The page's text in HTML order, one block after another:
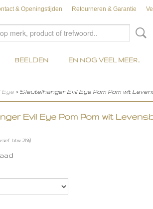
& Openingstijden Retourneren & Garantie
BEELDEN EN NOG VEEL MEER..
Eye > Sleutelhanger Evil Eye Pom Pom wit
Evil Eye Pom Pom wit
btw 21%)